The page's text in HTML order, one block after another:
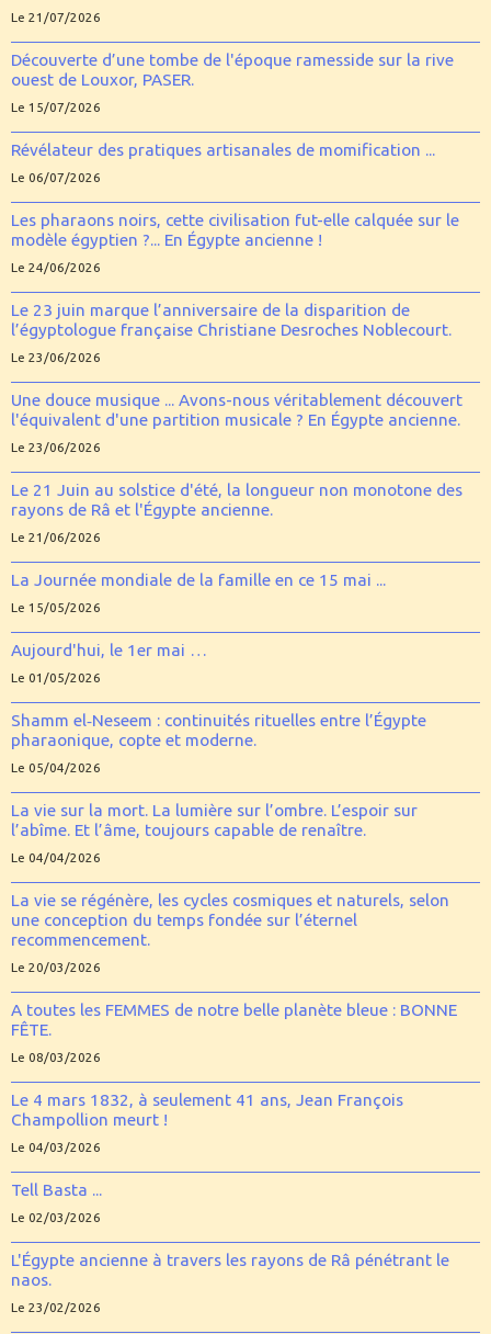
Le 21/07/2026
Découverte d’une tombe de l'époque ramesside sur la rive
ouest de Louxor, PASER.
Le 15/07/2026
Révélateur des pratiques artisanales de momification ...
Le 06/07/2026
Les pharaons noirs, cette civilisation fut-elle calquée sur le
modèle égyptien ?... En Égypte ancienne !
Le 24/06/2026
Le 23 juin marque l’anniversaire de la disparition de
l’égyptologue française Christiane Desroches Noblecourt.
Le 23/06/2026
Une douce musique ... Avons-nous véritablement découvert
l'équivalent d'une partition musicale ? En Égypte ancienne.
Le 23/06/2026
Le 21 Juin au solstice d'été, la longueur non monotone des
rayons de Râ et l'Égypte ancienne.
Le 21/06/2026
La Journée mondiale de la famille en ce 15 mai ...
Le 15/05/2026
Aujourd'hui, le 1er mai …
Le 01/05/2026
Shamm el‑Neseem : continuités rituelles entre l’Égypte
pharaonique, copte et moderne.
Le 05/04/2026
La vie sur la mort. La lumière sur l’ombre. L’espoir sur
l’abîme. Et l’âme, toujours capable de renaître.
Le 04/04/2026
La vie se régénère, les cycles cosmiques et naturels, selon
une conception du temps fondée sur l’éternel
recommencement.
Le 20/03/2026
A toutes les FEMMES de notre belle planète bleue : BONNE
FÊTE.
Le 08/03/2026
Le 4 mars 1832, à seulement 41 ans, Jean François
Champollion meurt !
Le 04/03/2026
Tell Basta ...
Le 02/03/2026
L'Égypte ancienne à travers les rayons de Râ pénétrant le
naos.
Le 23/02/2026